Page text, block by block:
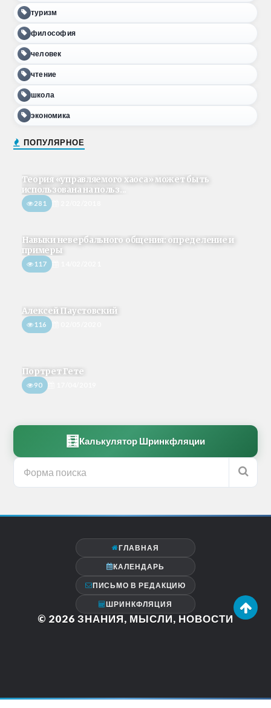
туризм
философия
человек
чтение
школа
экономика
ПОПУЛЯРНОЕ
Теория «управляемого хаоса» может быть
использована на польз...
281
Навыки невербального общения: определение и
примеры
117
Алексей Паустовский
116
Портрет Гете
90
🧮 Калькулятор Шринкфляции
ГЛАВНАЯ
КАЛЕНДАРЬ
ПИСЬМО В РЕДАКЦИЮ
ШРИНКФЛЯЦИЯ
© 2026 ЗНАНИЯ, МЫСЛИ, НОВОСТИ